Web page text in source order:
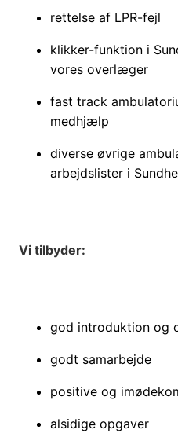
rettelse af LPR-fejl
klikker-funktion i
vores overlæger
fast track
medhjælp
diverse øvrige
arbejdslister i
Vi tilbyder:
god introduktion og
godt samarbejde
positive og
alsidige opgaver